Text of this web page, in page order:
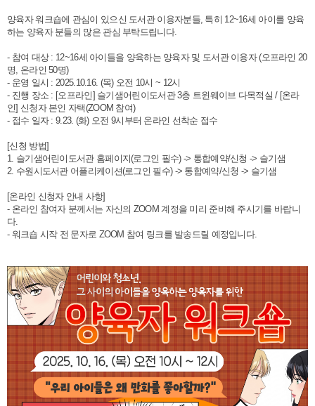
양육자 워크숍에 관심이 있으신 도서관 이용자분들, 특히 12~16세 아이를 양육
하는 양육자 분들의 많은 관심 부탁드립니다.
- 참여 대상 : 12~16세 아이들을 양육하는 양육자 및 도서관 이용자 (오프라인 20
명, 온라인 50명)
- 운영 일시 : 2025.10.16. (목) 오전 10시 ~ 12시
- 진행 장소 : [오프라인] 슬기샘어린이도서관 3층 트윈웨이브 다목적실 / [온라
인] 신청자 본인 자택(ZOOM 참여)
- 접수 일자 : 9.23. (화) 오전 9시부터 온라인 선착순 접수
[신청 방법]
1. 슬기샘어린이도서관 홈페이지(로그인 필수) -> 통합예약/신청 -> 슬기샘
2. 수원시도서관 어플리케이션(로그인 필수) -> 통합예약/신청 -> 슬기샘
[온라인 신청자 안내 사항]
- 온라인 참여자 분께서는 자신의 ZOOM 계정을 미리 준비해 주시기를 바랍니
다.
- 워크숍 시작 전 문자로 ZOOM 참여 링크를 발송드릴 예정입니다.